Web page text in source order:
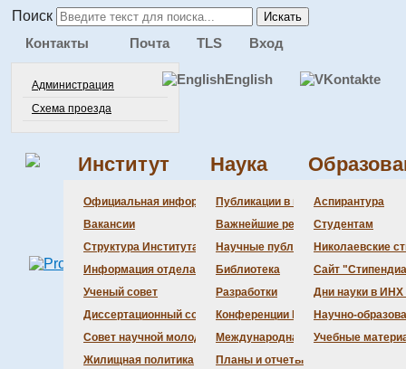
Поиск Искать
Контакты
Администрация
Схема проезда
Почта TLS Вход
English
Институт
Официальная информация
Бланки
История
Локальные
Вакансии
Структура Института
Информация отдела кадров
Ученый совет
Состав
Повестка
Информация
Диссертационный совет
Состав
Даты защит
Шифры
Совет научной молодежи
Состав СНМ
Жилищная политика
Новости
Награды
Наука
Публикации в ведущих журналах
Важнейшие результаты
Научные публикации сотрудников
Библиотека
Разработки
Конференции Института
Международная деятельность
Планы и отчеты
Аспирантура
Студентам
Николаевские
Сайт
Дни науки в
Научно-
Учебные